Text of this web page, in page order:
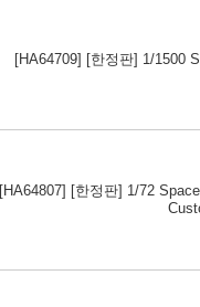
[HA64709] [한정판] 1/1500
[HA64807] [한정판] 1/72